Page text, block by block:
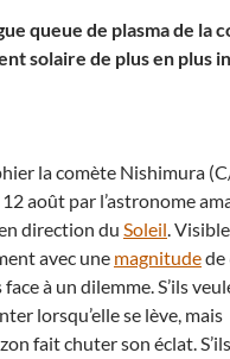
queue de plasma de la
solaire de plus en plus
la comète Nishimura
12 août par l’astronome
direction du Soleil.
avec une magnitudede
à un dilemme. S’ils
lorsqu’elle se lève, mais
fait chuter son éclat. S’ils